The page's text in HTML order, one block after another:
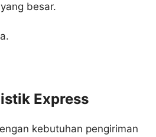
besar.
Express
kebutuhan pengiriman